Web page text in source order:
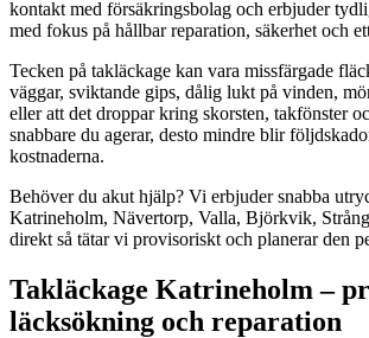
kontakt med försäkringsbolag och erbjuder
med fokus på hållbar reparation, säkerhet och
Tecken på takläckage kan vara missfärgade
väggar, sviktande gips, dålig lukt på vinden,
eller att det droppar kring skorsten, takfönster
snabbare du agerar, desto mindre blir
kostnaderna.
Behöver du akut hjälp? Vi erbjuder snabba
Katrineholm, Nävertorp, Valla, Björkvik,
direkt så tätar vi provisoriskt och planerar den
Takläckage Katrineholm –
läcksökning och reparation